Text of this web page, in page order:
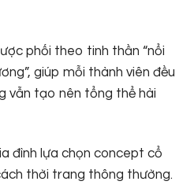
phối theo tinh thần “nổi
giúp mỗi thành viên đều
vẫn tạo nên tổng thể hài
đình lựa chọn concept cổ
thời trang thông thường.